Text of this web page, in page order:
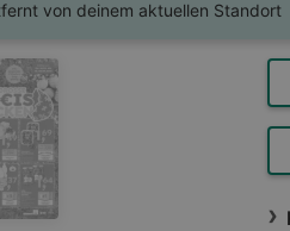
von deinem aktuellen Standort